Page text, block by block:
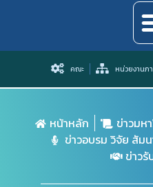
คณะ หน่วยงานภ
หน้าหลัก ข่าวมห
ข่าวอบรม วิจัย สัม
ข่าว